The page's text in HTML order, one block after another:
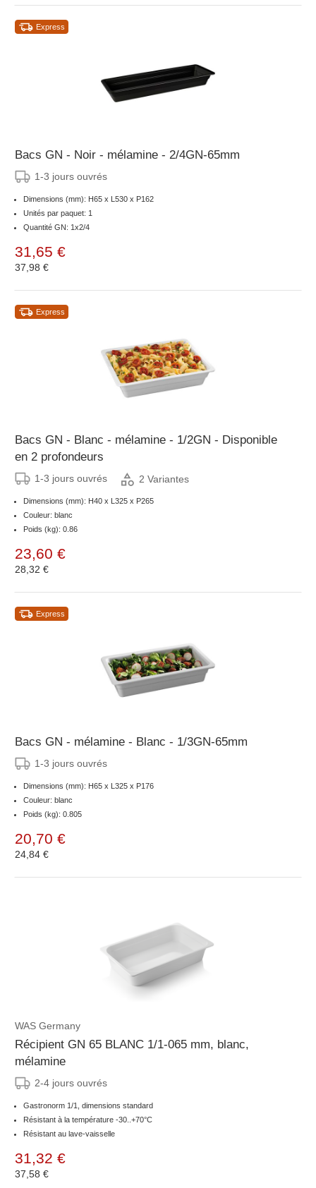
Express
Bacs GN - Noir - mélamine - 2/4GN-65mm
1-3 jours ouvrés
Dimensions (mm): H65 x L530 x P162
Unités par paquet: 1
Quantité GN: 1x2/4
31,65 €
37,98 €
Express
Bacs GN - Blanc - mélamine - 1/2GN - Disponible
en 2 profondeurs
1-3 jours ouvrés 2 Variantes
Dimensions (mm): H40 x L325 x P265
Couleur: blanc
Poids (kg): 0.86
23,60 €
28,32 €
Express
Bacs GN - mélamine - Blanc - 1/3GN-65mm
1-3 jours ouvrés
Dimensions (mm): H65 x L325 x P176
Couleur: blanc
Poids (kg): 0.805
20,70 €
24,84 €
WAS Germany
Récipient GN 65 BLANC 1/1-065 mm, blanc,
mélamine
2-4 jours ouvrés
Gastronorm 1/1, dimensions standard
Résistant à la température -30..+70°C
Résistant au lave-vaisselle
31,32 €
37,58 €